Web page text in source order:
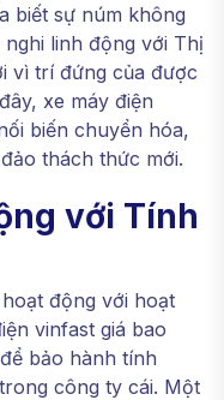
biết sự núm không
linh động với Thị
vì trí đứng của được
xe máy điện
biến chuyển hóa,
thách thức mới.
với Tính
động với hoạt
vinfast giá bao
bảo hành tính
công ty cái. Một